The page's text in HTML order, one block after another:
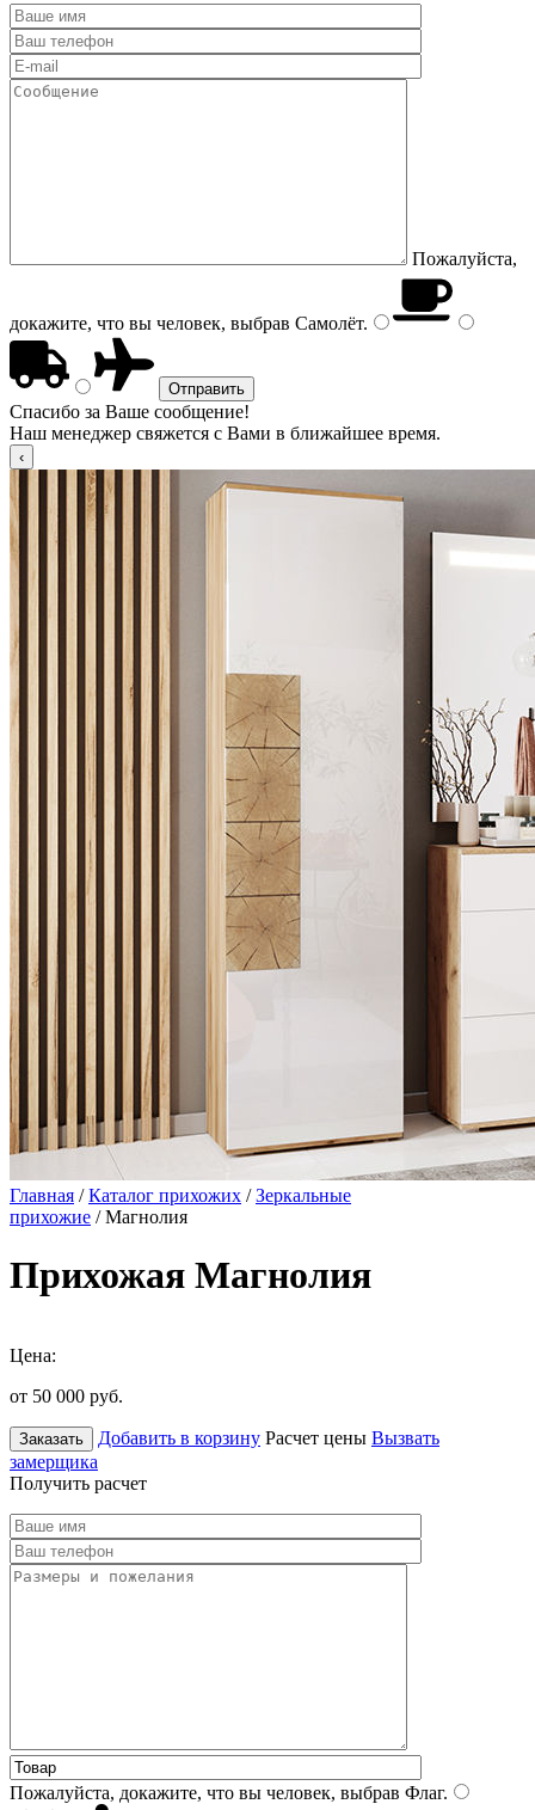
Пожалуйста,
докажите, что вы человек, выбрав Самолёт.
Спасибо за Ваше сообщение!
Наш менеджер свяжется с Вами в ближайшее время.
Главная /Каталог прихожих /Зеркальные
прихожие / Магнолия
Прихожая Магнолия
Цена:
от 50 000 руб.
Заказать Добавить в корзину Расчет цены Вызвать
замерщика
Получить расчет
Пожалуйста, докажите, что вы человек, выбрав Флаг.